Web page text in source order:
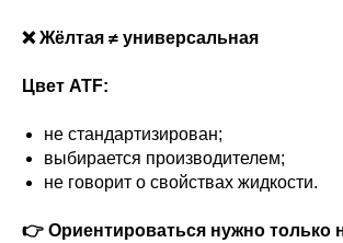
❌ Жёлтая ≠ универсальная
Цвет ATF:
не стандартизирован;
выбирается производителем;
не говорит о свойствах жидкости.
👉 Ориентироваться нужно только